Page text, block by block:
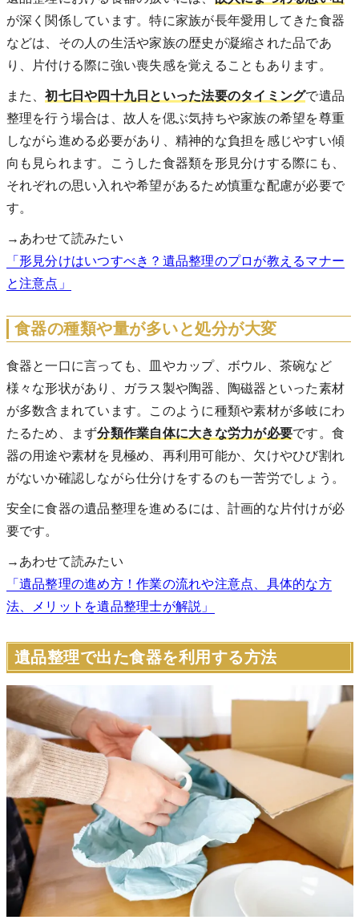
が深く関係しています。特に家族が長年愛用してきた食器
などは、その人の生活や家族の歴史が凝縮された品であ
り、片付ける際に強い喪失感を覚えることもあります。
また、初七日や四十九日といった法要のタイミングで遺品
整理を行う場合は、故人を偲ぶ気持ちや家族の希望を尊重
しながら進める必要があり、精神的な負担を感じやすい傾
向も見られます。こうした食器類を形見分けする際にも、
それぞれの思い入れや希望があるため慎重な配慮が必要で
す。
→あわせて読みたい
「形見分けはいつすべき？遺品整理のプロが教えるマナー
と注意点」
食器の種類や量が多いと処分が大変
食器と一口に言っても、皿やカップ、ボウル、茶碗など
様々な形状があり、ガラス製や陶器、陶磁器といった素材
が多数含まれています。このように種類や素材が多岐にわ
たるため、まず分類作業自体に大きな労力が必要です。食
器の用途や素材を見極め、再利用可能か、欠けやひび割れ
がないか確認しながら仕分けをするのも一苦労でしょう。
安全に食器の遺品整理を進めるには、計画的な片付けが必
要です。
→あわせて読みたい
「遺品整理の進め方！作業の流れや注意点、具体的な方
法、メリットを遺品整理士が解説」
遺品整理で出た食器を利用する方法